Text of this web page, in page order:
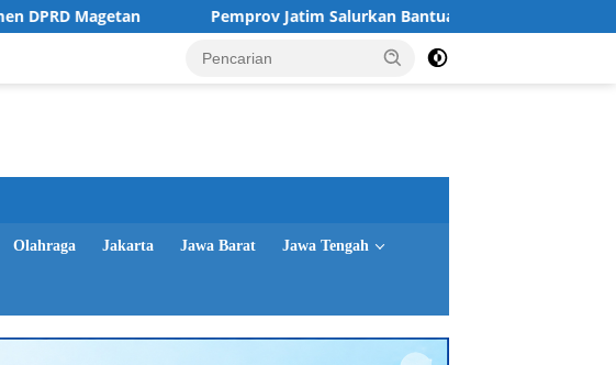
Pemprov Jatim Salurkan Bantuan untuk 76 Keluarga Perintis
Olahraga Jakarta Jawa Barat Jawa Tengah